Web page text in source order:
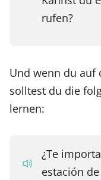
rufen?
Und wenn du auf
solltest du die
lernen:
¿Te
estación